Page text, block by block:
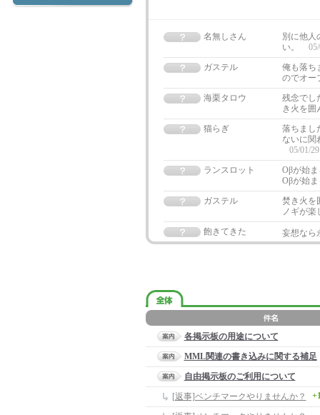
名無しさん
別に他人
い。
ガステル
俺も落ち
のでオー
海栗タロウ
残念でし
き火を
猫らぎ
落ちまし
ないに関
05/01/
ランスロット
Oβが始
Oβが始
ガステル
焚き火を
ノギが楽
飽きてきた
妄想なら
各掲示板の用途について
MML関連の書き込みに関する補足
自由掲示板のご利用について
[返事]ベンチマークやりませんか？